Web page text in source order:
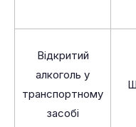
Відкритий
алкоголь у
транспортному
засобі